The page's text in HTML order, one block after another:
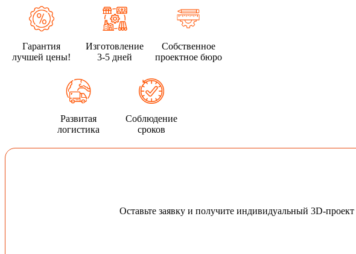
Гарантия
лучшей цены!
Изготовление
3-5 дней
Собственное
проектное бюро
Развитая
логистика
Соблюдение
сроков
Оставьте заявку и получите индивидуальный 3D-проект